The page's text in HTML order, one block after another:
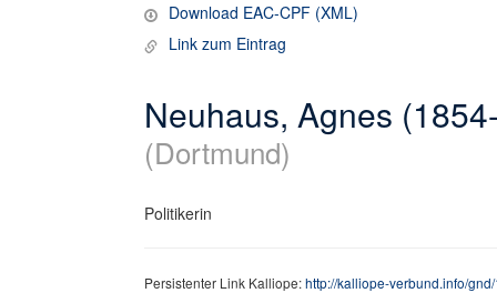
Download EAC-CPF (XML)
Link zum Eintrag
Neuhaus, Agnes
(Dortmund)
Politikerin
Persistenter Link Kalliope:http://kalliope-verbund.info/